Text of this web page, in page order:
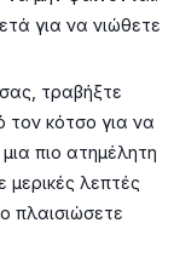
για να νιώθετε
τραβήξτε
τον κότσο για να
πιο ατημέλητη
λεπτές
πλαισιώσετε